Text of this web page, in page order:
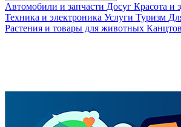
Автомобили и запчасти Досуг Красота и
Техника и электроника Услуги Туризм
Растения и товары для животных